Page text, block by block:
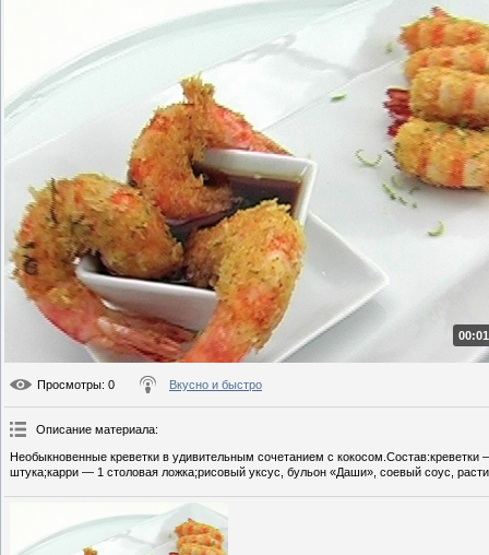
Просмотры: 0 Вкусно и быстро
Описание материала:
Необыкновенные креветки в удивительным сочетанием с
штука;карри — 1 столовая ложка;рисовый уксус, бульон «Даши», соевый соус,